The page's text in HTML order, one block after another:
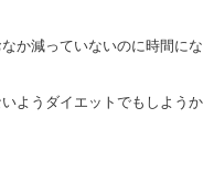
か減っていないのに時間にな
ようダイエットでもしようか